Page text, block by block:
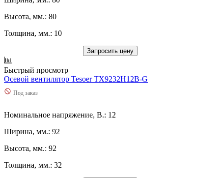
Высота, мм.: 80
Толщина, мм.: 10
Запросить цену
Быстрый просмотр
Осевой вентилятор Tesoer TX9232H12B-G
Под заказ
Номинальное напряжение, В.: 12
Ширина, мм.: 92
Высота, мм.: 92
Толщина, мм.: 32